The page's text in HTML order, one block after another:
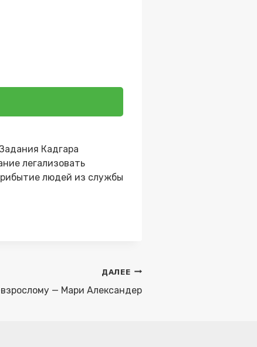
Кадгара
легализовать
людей из службы
ДАЛЕЕ
— Мари Александер